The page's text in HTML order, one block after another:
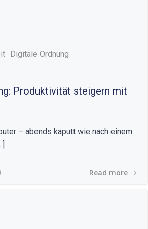
Digitale Ordnung
Produktivität steigern mit
– abends kaputt wie nach einem
Read more